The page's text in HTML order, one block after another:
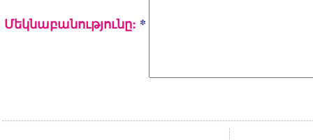
Մեկնաբանությունը: *